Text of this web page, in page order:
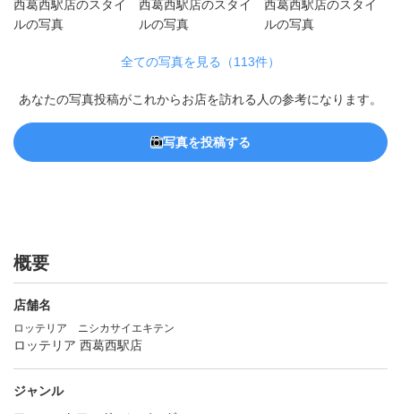
全ての写真を見る（113件）
あなたの写真投稿がこれからお店を訪れる人の参考になります。
写真を投稿する
概要
店舗名
ロッテリア ニシカサイエキテン
ロッテリア 西葛西駅店
ジャンル